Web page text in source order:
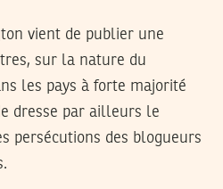
vient de publier une
sur la nature du
les pays à forte majorité
dresse par ailleurs le
persécutions des blogueurs